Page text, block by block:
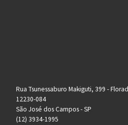
Rua Tsunessaburo Makiguti, 399 -
12230-084
São José dos Campos - SP
(12) 3934-1995